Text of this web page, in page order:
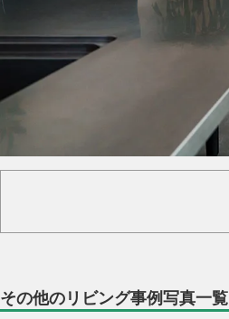
その他のリビング事例写真一覧